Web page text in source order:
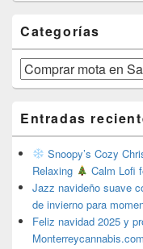
Categorías
Categorías
Entradas
Snoopy’s Cozy
Relaxing
Calm Lofi
Jazz navideño suave
de invierno para
Feliz navidad 2025 y
Monterreycannabis.com